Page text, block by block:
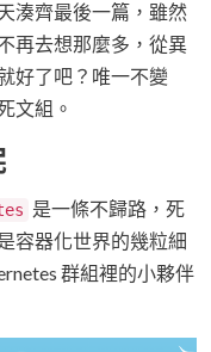
湊齊最後一篇，雖然
再去想那麼多，從異
好了吧？唯一不變
文組。
是一條不歸路，死
容器化世界的幾粒細
群組裡的小夥伴